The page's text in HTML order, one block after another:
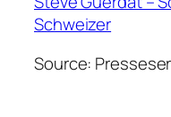
Schweizer
Source: